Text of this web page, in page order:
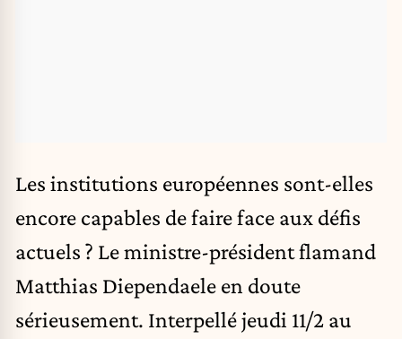
Les institutions européennes sont-elles
encore capables de faire face aux défis
actuels ? Le ministre-président flamand
Matthias Diependaele en doute
sérieusement. Interpellé jeudi 11/2 au